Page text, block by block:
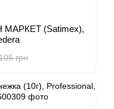
МАРКЕТ (Satimex),
грн